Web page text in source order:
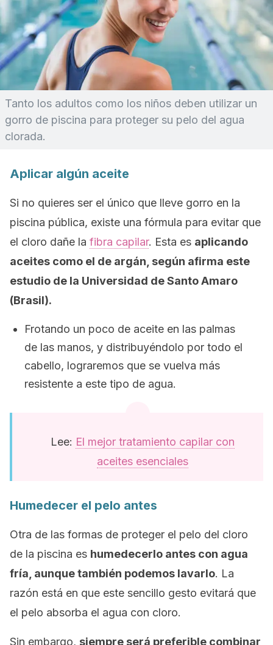
Tanto los adultos como los niños deben utilizar un
gorro de piscina para proteger su pelo del agua
clorada.
Aplicar algún aceite
Si no quieres ser el único que lleve gorro en la
piscina pública, existe una fórmula para evitar que
el cloro dañe la fibra capilar. Esta es aplicando
aceites como el de argán, según afirma este
estudio de la Universidad de Santo Amaro
(Brasil).
Frotando un poco de aceite en las palmas
de las manos, y distribuyéndolo por todo el
cabello, lograremos que se vuelva más
resistente a este tipo de agua.
Lee: El mejor tratamiento capilar con
aceites esenciales
Humedecer el pelo antes
Otra de las formas de proteger el pelo del cloro
de la piscina es humedecerlo antes con agua
fría, aunque también podemos lavarlo. La
razón está en que este sencillo gesto evitará que
el pelo absorba el agua con cloro.
Sin embargo, siempre será preferible combinar